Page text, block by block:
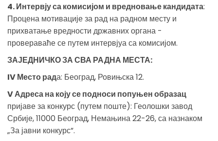
4. Интервју са комисијом и вредновање кандидата:
Процена мотивације за рад на радном месту и
прихватање вредности државних органа -
провераваће се путем интервјуа са комисијом.
ЗАЈЕДНИЧКО ЗА СВА РАДНА МЕСТА:
IV Место рада: Београд, Ровињска 12.
V Адреса на коју се подноси попуњен образац
пријаве за конкурс (путем поште): Геолошки завод
Србије, 11000 Београд, Немањина 22-26, са назнаком
„За јавни конкурс”.